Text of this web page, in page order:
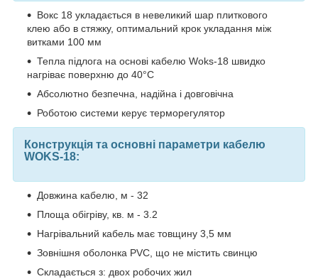
Вокс 18 укладається в невеликий шар плиткового
клею або в стяжку, оптимальний крок укладання між
витками 100 мм
Тепла підлога на основі кабелю Woks-18 швидко
нагріває поверхню до 40°С
Абсолютно безпечна, надійна і довговічна
Роботою системи керує терморегулятор
Конструкція та основні параметри кабелю
WOKS-18:
Довжина кабелю, м - 32
Площа обігріву, кв. м - 3.2
Нагрівальний кабель має товщину 3,5 мм
Зовнішня оболонка PVC, що не містить свинцю
Складається з: двох робочих жил